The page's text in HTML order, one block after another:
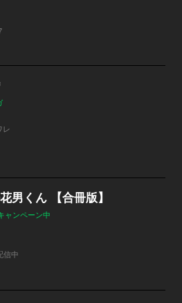
レ
男くん 【合冊版】
ャンペーン中
信中